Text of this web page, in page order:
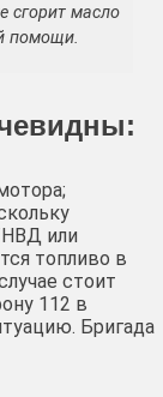
сгорит масло
помощи.
или
топливо в
стоит
112 в
Бригада